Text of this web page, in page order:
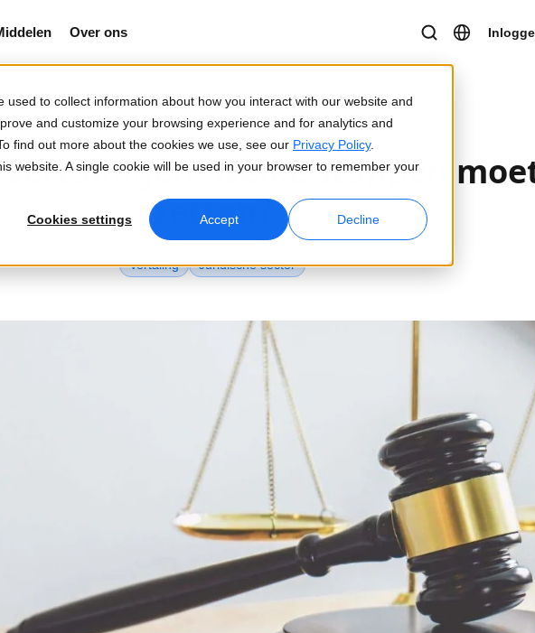
to collect information about how you interact with our website and
and customize your browsing experience and for analytics and
find out more about the cookies we use, see our Privacy Policy.
website. A single cookie will be used in your browser to remember your
Cookies settings Accept Decline
Over ons
Bijgewerkt 13 okt 2023
welke stappen
zetten?
Vertaling Juridische sector